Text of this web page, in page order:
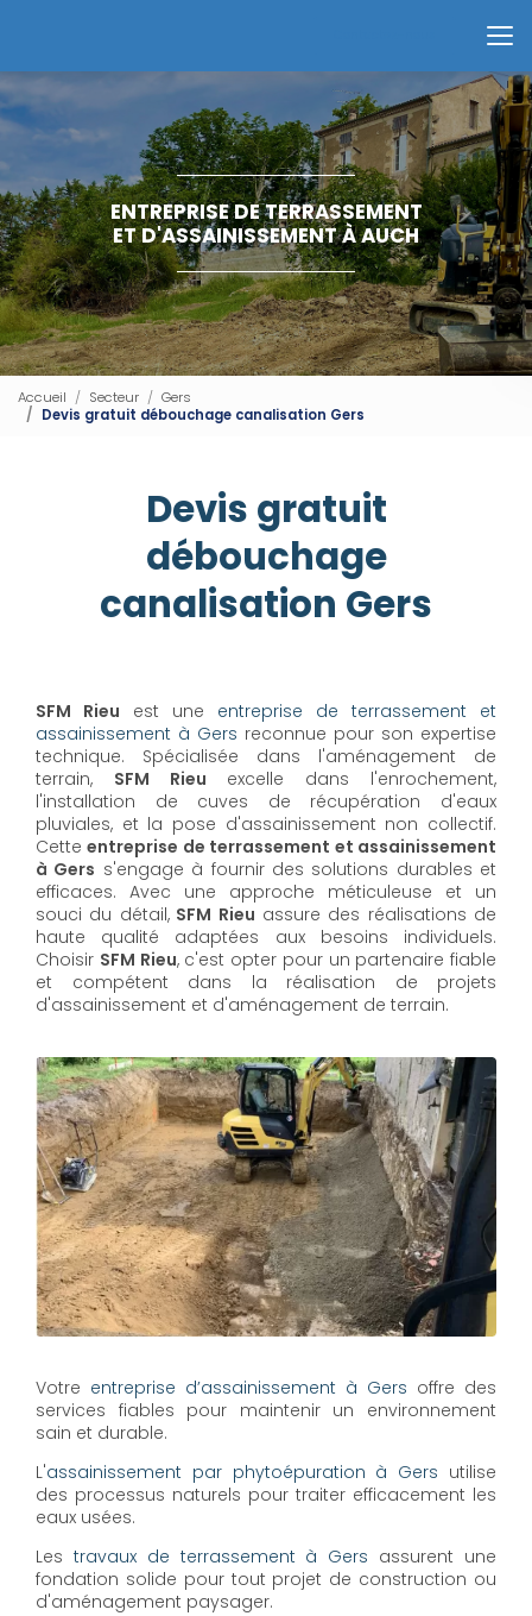
principal
ENTREPRISE DE TERRASSEMENT
ET D'ASSAINISSEMENT À AUCH
Accueil Secteur
Gers
Devis gratuit débouchage canalisation Gers
Devis gratuit
débouchage
canalisation Gers
SFM Rieu est une entreprise de terrassement et
assainissement à Gers reconnue pour son expertise
technique. Spécialisée dans l'aménagement de
terrain, SFM Rieu excelle dans l'enrochement,
l'installation de cuves de récupération d'eaux
pluviales, et la pose d'assainissement non collectif.
Cetteentreprise de terrassement et assainissement
à Gers s'engage à fournir des solutions durables et
efficaces. Avec une approche méticuleuse et un
souci du détail,SFM Rieu assure des réalisations de
haute qualité adaptées aux besoins individuels.
Choisir SFM Rieu, c'est opter pour un partenaire fiable
et compétent dans la réalisation de projets
d'assainissement et d'aménagement de terrain.
Votre entreprise d’assainissement à Gers offre des
services fiables pour maintenir un environnement
sain et durable.
L'assainissement par phytoépuration à Gers utilise
des processus naturels pour traiter efficacement les
eaux usées.
Les travaux de terrassement à Gers assurent une
fondation solide pour tout projet de construction ou
d'aménagement paysager.